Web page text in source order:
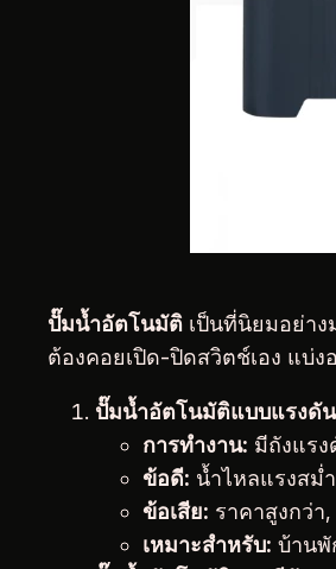
ปั๊มน้ำอัตโนมัติ เป็นที่นิยมอย่า
ต้องคอยเปิด-ปิดสวิตช์เอง แบ่ง
ปั๊มน้ำอัตโนมัติแบบแรงดั
การทำงาน: มีถังแร
ข้อดี: น้ำไหลแรงสม่
ข้อเสีย: ราคาสูงกว่า
เหมาะสำหรับ: บ้านพั